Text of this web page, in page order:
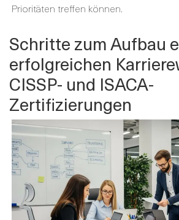
Prioritäten treffen können.
Schritte zum Aufbau
erfolgreichen
CISSP- und ISACA-
Zertifizierungen